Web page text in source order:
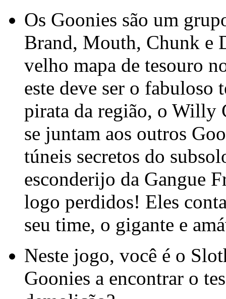
Os Goonies são um
Brand, Mouth, Chunk e
velho mapa de tesouro
este deve ser o fabuloso
pirata da região, o Willy
se juntam aos outros
túneis secretos do
esconderijo da Gangue
logo perdidos! Eles
seu time, o gigante e
Neste jogo, você é o
Goonies a encontrar o